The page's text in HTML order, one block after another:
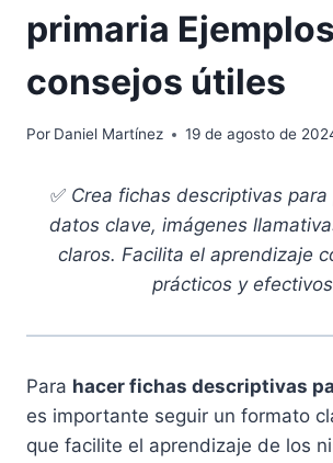
primaria
consejos útiles
Por Daniel Martínez 19 de agosto de
✅ Crea fichas descriptivas para
datos clave, imágenes
claros. Facilita el aprendizaje
prácticos y
Para hacer fichas descriptivas
es importante seguir un formato
que facilite el aprendizaje de los